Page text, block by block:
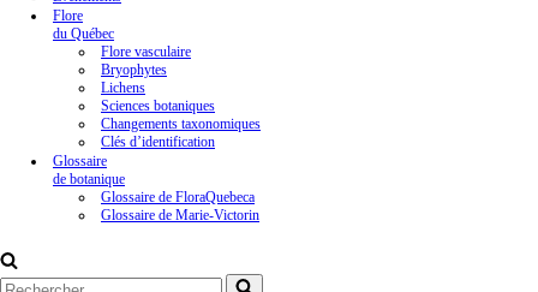
Flore
du Québec
Flore vasculaire
Bryophytes
Lichens
Sciences botaniques
Changements taxonomiques
Clés d’identification
Glossaire
de botanique
Glossaire de FloraQuebeca
Glossaire de Marie-Victorin
Rechercher...